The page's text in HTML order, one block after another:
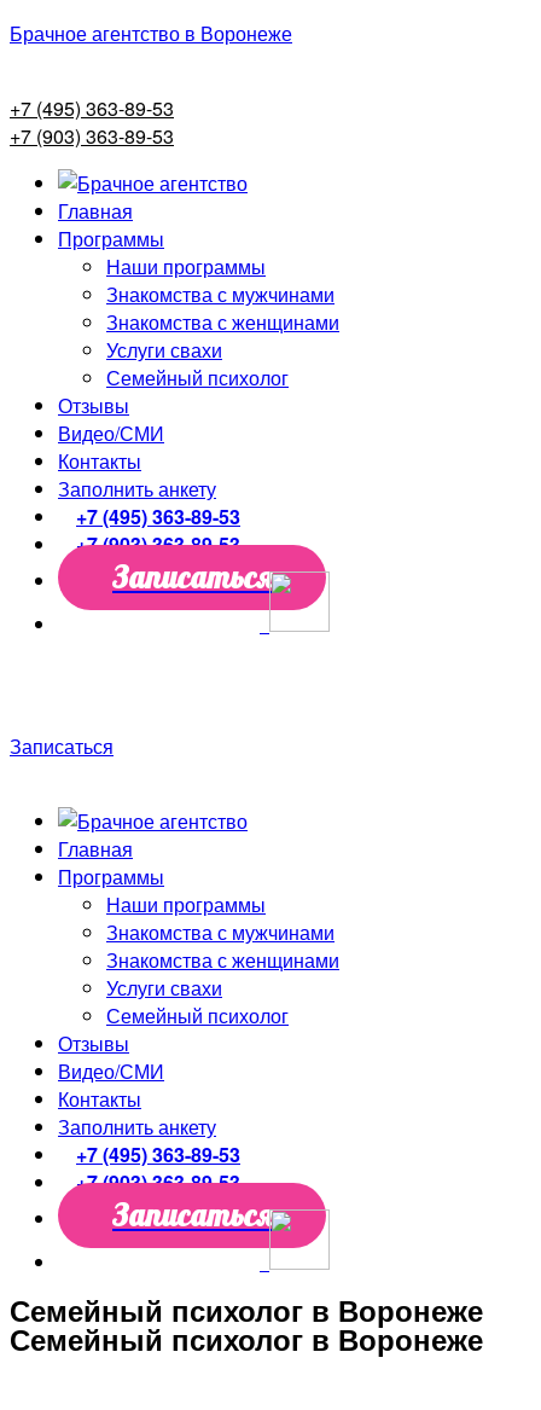
Брачное агентство в Воронеже
+7 (495) 363-89-53
+7 (903) 363-89-53
Главная
Программы
Наши программы
Знакомства с мужчинами
Знакомства с женщинами
Услуги свахи
Семейный психолог
Отзывы
Видео/СМИ
Контакты
Заполнить анкету
+7 (495) 363-89-53
+7 (903) 363-89-53
Записаться
Записаться
Главная
Программы
Наши программы
Знакомства с мужчинами
Знакомства с женщинами
Услуги свахи
Семейный психолог
Отзывы
Видео/СМИ
Контакты
Заполнить анкету
+7 (495) 363-89-53
+7 (903) 363-89-53
Записаться
Семейный психолог в Воронеже
Семейный психолог в Воронеже